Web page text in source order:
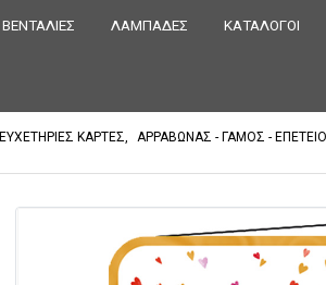
ΒΕΝΤΑΛΙΕΣ ΛΑΜΠΑΔΕΣ ΚΑΤΑΛΟΓΟΙ
ΕΥΧΕΤΗΡΙΕΣ ΚΑΡΤΕΣ, ΑΡΡΑΒΩΝΑΣ - ΓΑΜΟΣ -